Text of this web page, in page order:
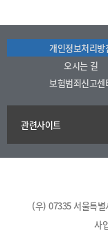
개인정보처리방
오시는 길
보험범죄신고센
관련사이트
(우) 07335 서울특
사